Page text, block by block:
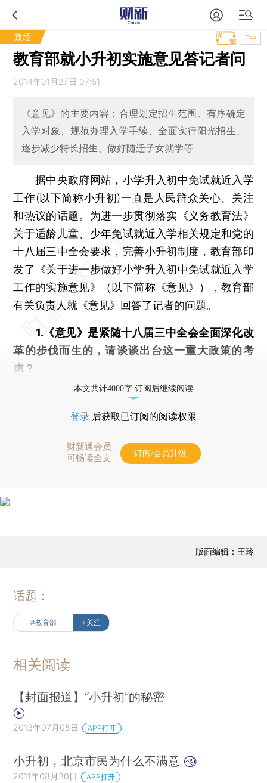
政经 T中
教育部就小升初实施意见答记者问
2014年01月27日 07:51
《意见》的主要内容：合理划定招生范围、有序确定
入学对象、规范办理入学手续、全面实行阳光招生、
逐步减少特长招生、做好随迁子女就学等
据中央政府网站，小学升入初中免试就近入学
工作(以下简称小升初)一直是人民群众关心、关注
和热议的话题。为进一步贯彻落实《义务教育法》
关于适龄儿童、少年免试就近入学相关规定和党的
十八届三中全会要求，完善小升初制度，教育部印
发了《关于进一步做好小学升入初中免试就近入学
工作的实施意见》（以下简称《意见》），教育部
有关负责人就《意见》回答了记者的问题。
1.《意见》是紧随十八届三中全会全面深化改
革的步伐而生的，请谈谈出台这一重大政策的考
虑？
本文共计4000字 订阅后继续阅读
登录 后获取已订阅的阅读权限
财新通会员
可畅读全文
订阅/会员升级
版面编辑：王玲
话题：
#教育部 +关注
相关阅读
【封面报道】“小升初”的秘密
2013年07月05日 APP打开
小升初，北京市民为什么不满意
2011年08月30日 APP打开